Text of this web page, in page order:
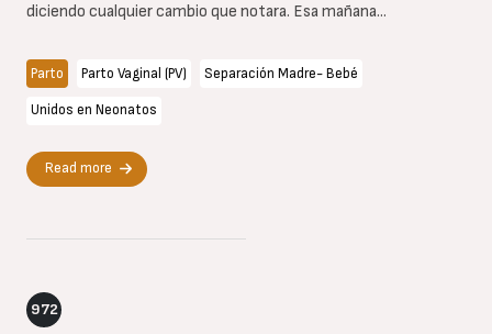
diciendo cualquier cambio que notara. Esa mañana...
Parto Parto Vaginal (PV) Separación Madre- Bebé
Unidos en Neonatos
Read more
972